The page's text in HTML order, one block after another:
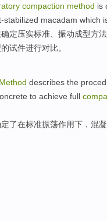
compaction method is
stabilized macadam which
确定压实标准 、振动成型方
试件进行对比。
Method describes the
to achieve full
了在标准振荡作用下， 混